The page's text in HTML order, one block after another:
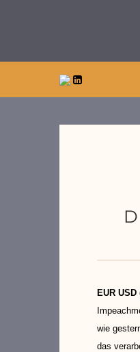
EUR USD
wie
das